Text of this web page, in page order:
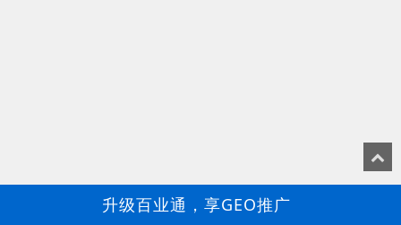
升级百业通，享GEO推广